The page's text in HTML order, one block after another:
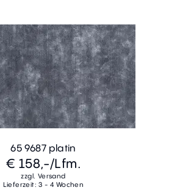
65 9687 platin
€ 158,-/Lfm.
zzgl. Versand
Lieferzeit: 3 - 4 Wochen